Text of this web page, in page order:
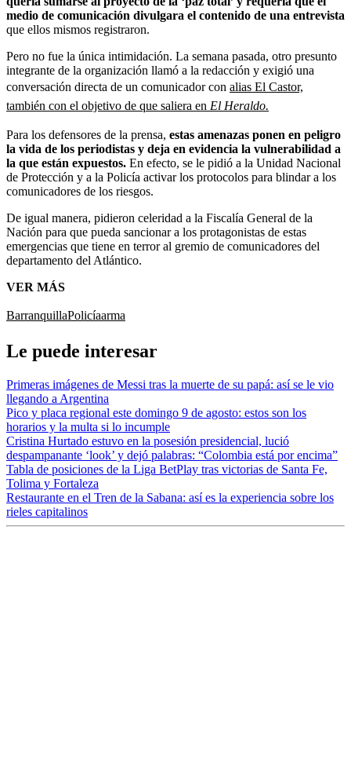
medio de comunicación divulgara el contenido de una entrevista
que ellos mismos registraron.
Pero no fue la única intimidación. La semana pasada, otro presunto
integrante de la organización llamó a la redacción y exigió una
conversación directa de un comunicador con alias El Castor,
también con el objetivo de que saliera en El Heraldo.
Para los defensores de la prensa, estas amenazas ponen en peligro
la vida de los periodistas y deja en evidencia la vulnerabilidad a
la que están expuestos. En efecto, se le pidió a la Unidad Nacional
de Protección y a la Policía activar los protocolos para blindar a los
comunicadores de los riesgos.
De igual manera, pidieron celeridad a la Fiscalía General de la
Nación para que pueda sancionar a los protagonistas de estas
emergencias que tiene en terror al gremio de comunicadores del
departamento del Atlántico.
VER MÁS
BarranquillaPolicíaarma
Le puede interesar
Primeras imágenes de Messi tras la muerte de su papá: así se le vio
llegando a Argentina
Pico y placa regional este domingo 9 de agosto: estos son los
horarios y la multa si lo incumple
Cristina Hurtado estuvo en la posesión presidencial, lució
despampanante ‘look’ y dejó palabras: “Colombia está por encima”
Tabla de posiciones de la Liga BetPlay tras victorias de Santa Fe,
Tolima y Fortaleza
Restaurante en el Tren de la Sabana: así es la experiencia sobre los
rieles capitalinos